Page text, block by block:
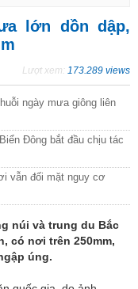
lớn dồn dập,
Lượt xem: 173.289 views
ngày mưa giông liên
Đông bắt đầu chịu tác
vẫn đối mặt nguy cơ
núi và trung du Bắc
có nơi trên 250mm,
úng.